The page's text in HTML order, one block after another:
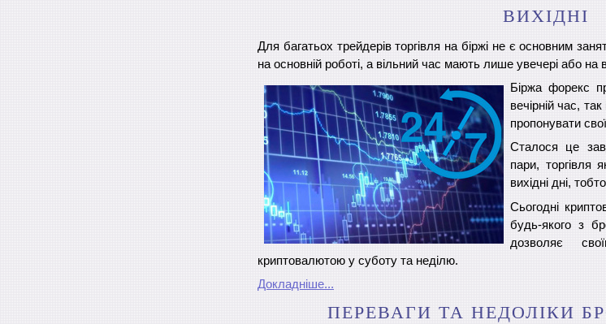
ВИХІДНІ
Для багатьох трейдерів торгівля на біржі не є основним
на основній роботі, а вільний час мають лише увечері або на
Біржа форекс
вечірній час,
пропонувати
Сталося це
пари,
вихідні дні,
Сьогодні
будь-якого з
дозволяє
криптовалютою у суботу та неділю.
Докладніше...
ПЕРЕВАГИ ТА НЕДОЛІКИ